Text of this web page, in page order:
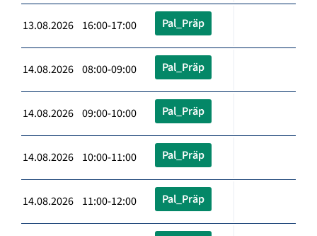
13.08.2026 16:00-17:00 Pal_Präp
14.08.2026 08:00-09:00 Pal_Präp
14.08.2026 09:00-10:00 Pal_Präp
14.08.2026 10:00-11:00 Pal_Präp
14.08.2026 11:00-12:00 Pal_Präp